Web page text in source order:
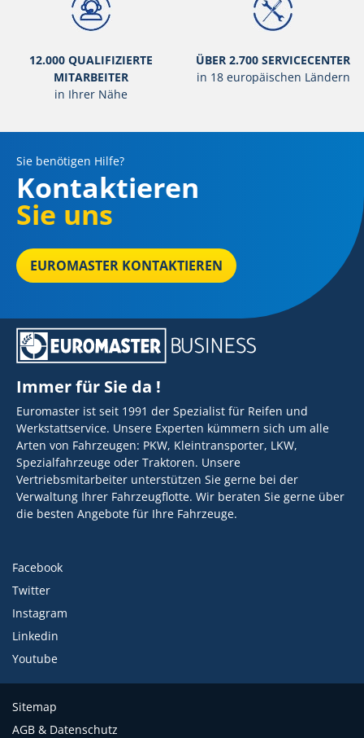
12.000 QUALIFIZIERTE
MITARBEITER
in Ihrer Nähe
ÜBER 2.700 SERVICECENTER
in 18 europäischen Ländern
Sie benötigen Hilfe?
Kontaktieren
Sie uns
EUROMASTER KONTAKTIEREN
Immer für Sie da !
Euromaster ist seit 1991 der Spezialist für Reifen und
Werkstattservice. Unsere Experten kümmern sich um alle
Arten von Fahrzeugen: PKW, Kleintransporter, LKW,
Spezialfahrzeuge oder Traktoren. Unsere
Vertriebsmitarbeiter unterstützen Sie gerne bei der
Verwaltung Ihrer Fahrzeugflotte. Wir beraten Sie gerne über
die besten Angebote für Ihre Fahrzeuge.
Facebook
Twitter
Instagram
Linkedin
Youtube
Sitemap
AGB & Datenschutz